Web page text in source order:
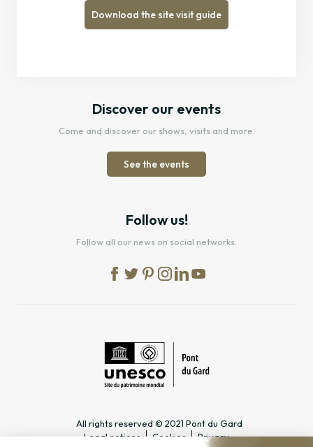
Download the site visit guide
Discover our events
Come and discover our shows, visits and more.
See the events
Follow us!
Follow all our news on social networks.
All rights reserved © 2021 Pont du Gard
Legal notices
Cookies Privacy